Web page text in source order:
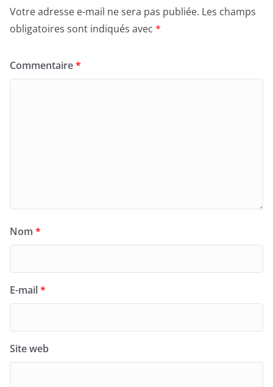
Votre adresse e-mail ne sera pas publiée. Les champs
obligatoires sont indiqués avec *
Commentaire*
Nom *
E-mail*
Site web